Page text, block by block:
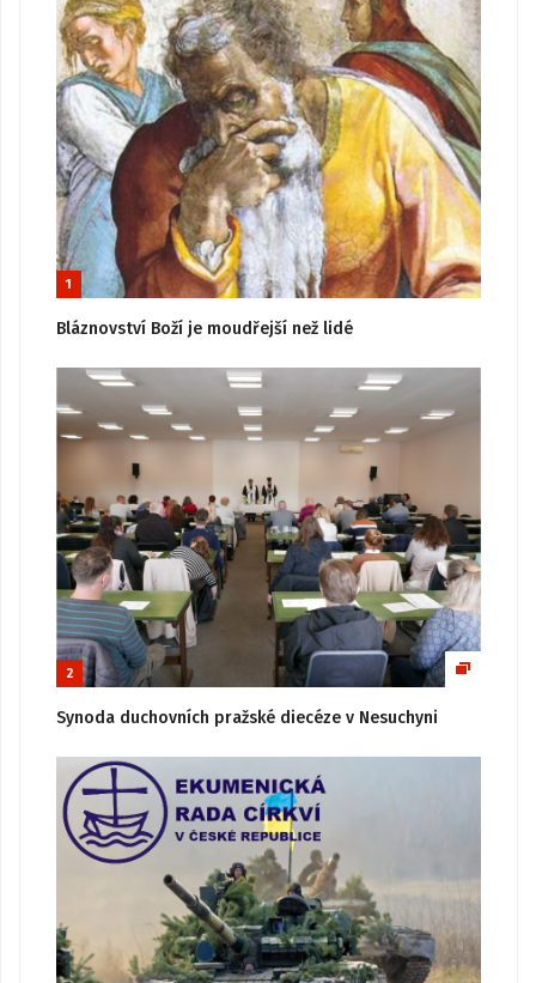
1
Bláznovství Boží je moudřejší než lidé
2
Synoda duchovních pražské diecéze v Nesuchyni